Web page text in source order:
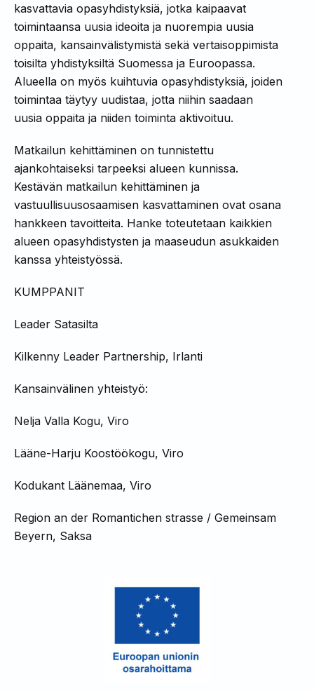
kasvattavia opasyhdistyksiä, jotka kaipaavat
toimintaansa uusia ideoita ja nuorempia uusia
oppaita, kansainvälistymistä sekä vertaisoppimista
toisilta yhdistyksiltä Suomessa ja Euroopassa.
Alueella on myös kuihtuvia opasyhdistyksiä, joiden
toimintaa täytyy uudistaa, jotta niihin saadaan
uusia oppaita ja niiden toiminta aktivoituu.
Matkailun kehittäminen on tunnistettu
ajankohtaiseksi tarpeeksi alueen kunnissa.
Kestävän matkailun kehittäminen ja
vastuullisuusosaamisen kasvattaminen ovat osana
hankkeen tavoitteita. Hanke toteutetaan kaikkien
alueen opasyhdistysten ja maaseudun asukkaiden
kanssa yhteistyössä.
KUMPPANIT
Leader Satasilta
Kilkenny Leader Partnership, Irlanti
Kansainvälinen yhteistyö:
Nelja Valla Kogu, Viro
Lääne-Harju Koostöökogu, Viro
Kodukant Läänemaa, Viro
Region an der Romantichen strasse / Gemeinsam
Beyern, Saksa